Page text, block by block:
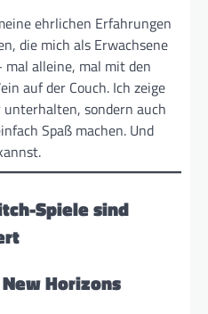
ehrlichen Erfahrungen
die mich als Erwachsene
alleine, mal mit den
auf der Couch. Ich zeige
sondern auch
Spaß machen. Und
Spiele sind
Horizons